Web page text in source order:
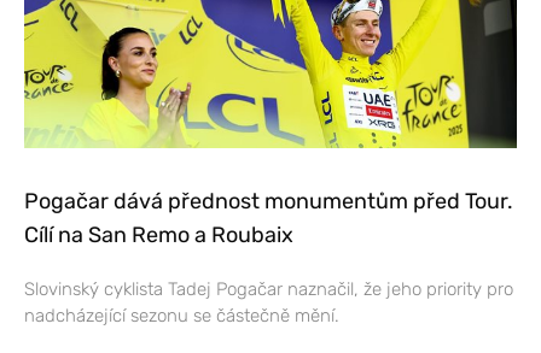
Pogačar dává přednost monumentům před Tour.
Cílí na San Remo a Roubaix
Slovinský cyklista Tadej Pogačar naznačil, že jeho priority pro
nadcházející sezonu se částečně mění.